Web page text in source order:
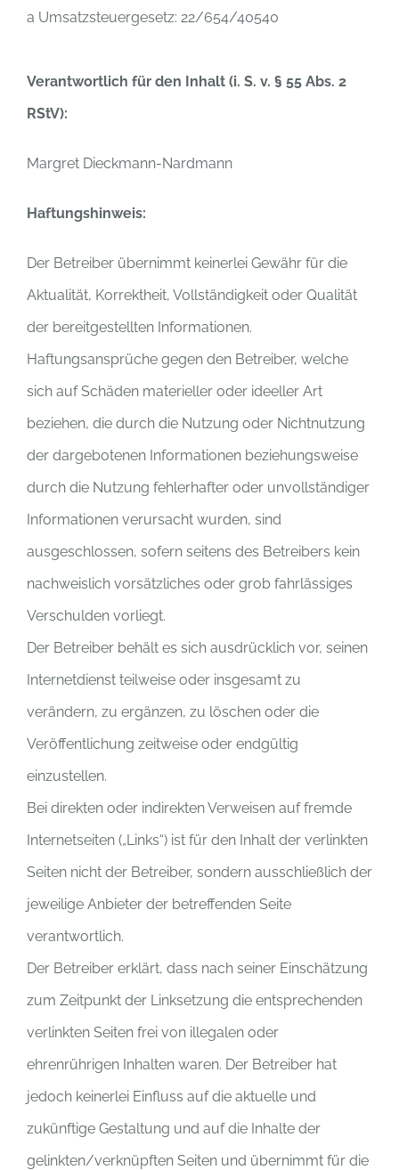
a Umsatzsteuergesetz: 22/654/40540
Verantwortlich für den Inhalt (i. S. v. § 55 Abs. 2
RStV):
Margret Dieckmann-Nardmann
Haftungshinweis:
Der Betreiber übernimmt keinerlei Gewähr für die
Aktualität, Korrektheit, Vollständigkeit oder Qualität
der bereitgestellten Informationen.
Haftungsansprüche gegen den Betreiber, welche
sich auf Schäden materieller oder ideeller Art
beziehen, die durch die Nutzung oder Nichtnutzung
der dargebotenen Informationen beziehungsweise
durch die Nutzung fehlerhafter oder unvollständiger
Informationen verursacht wurden, sind
ausgeschlossen, sofern seitens des Betreibers kein
nachweislich vorsätzliches oder grob fahrlässiges
Verschulden vorliegt.
Der Betreiber behält es sich ausdrücklich vor, seinen
Internetdienst teilweise oder insgesamt zu
verändern, zu ergänzen, zu löschen oder die
Veröffentlichung zeitweise oder endgültig
einzustellen.
Bei direkten oder indirekten Verweisen auf fremde
Internetseiten („Links“) ist für den Inhalt der verlinkten
Seiten nicht der Betreiber, sondern ausschließlich der
jeweilige Anbieter der betreffenden Seite
verantwortlich.
Der Betreiber erklärt, dass nach seiner Einschätzung
zum Zeitpunkt der Linksetzung die entsprechenden
verlinkten Seiten frei von illegalen oder
ehrenrührigen Inhalten waren. Der Betreiber hat
jedoch keinerlei Einfluss auf die aktuelle und
zukünftige Gestaltung und auf die Inhalte der
gelinkten/verknüpften Seiten und übernimmt für die